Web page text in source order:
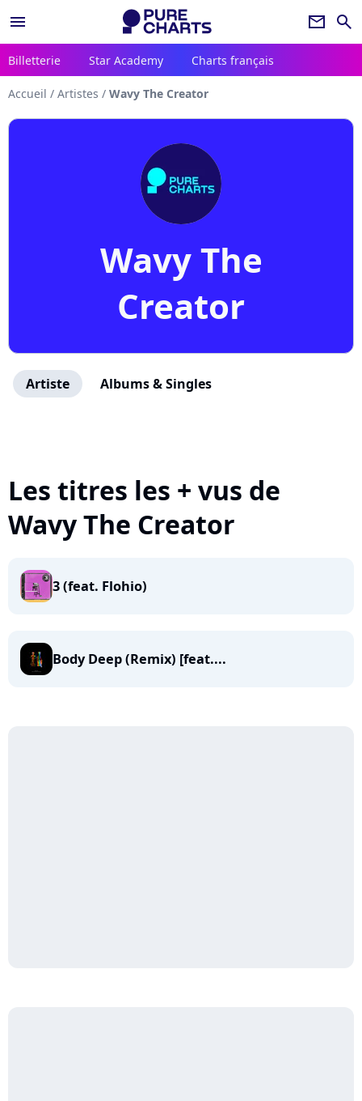
menu newsletter search
Billetterie Star Academy Charts français
Accueil / Artistes / Wavy The Creator
Wavy The
Creator
Artiste Albums & Singles
Les titres les + vus de
Wavy The Creator
3 (feat. Flohio)
Body Deep (Remix) [feat....